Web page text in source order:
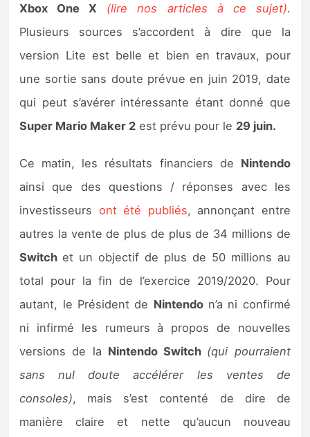
Sorties de jeux
Bons plans
Guides
Xbox One X
(lire nos articles à ce sujet).
Plusieurs sources s’accordent à dire que la
version Lite est belle et bien en travaux, pour
une sortie sans doute prévue en juin 2019, date
qui peut s’avérer intéressante étant donné que
Super Mario Maker 2 est prévu pour le 29 juin.
Ce matin, les résultats financiers de Nintendo
ainsi que des questions / réponses avec les
investisseurs ont été publiés, annonçant entre
autres la vente de plus de plus de 34 millions de
Switchet un objectif de plus de 50 millions au
total pour la fin de l’exercice 2019/2020. Pour
autant, le Président de Nintendon’a ni confirmé
ni infirmé les rumeurs à propos de nouvelles
versions de la Nintendo Switch (qui pourraient
sans nul doute accélérer les ventes de
consoles), mais s’est contenté de dire de
manière claire et nette qu’aucun nouveau